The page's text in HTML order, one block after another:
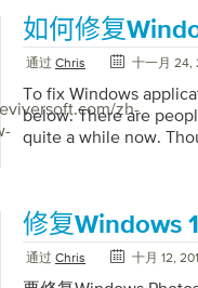
修复。单击“启动修复
查其可以修复的系统
验证。如果发现问题
以通过导航至“疑难解
统还原”选项。这将向
计算机可以正常工作
何个人文件。试用
解决软件和驱动程序
算机会解决启动问题
机，它将解决启动问
重新启动PC，
现问题可能令人沮丧
换。 但是，在此之前
该问题。 步骤1：检查
BIOS中启用。您可以
是这样，则Windows
组驱动程序，尤其是
用于您系统的最新驱
1511版本。 要运行
选择设置 点击更新和
驱动程序更新驱动程
要修复无法正常工作
zh-
如何修复
通过 Chris 十一月 24,
To fix Windows
below. There are
quite a while now.
be listing solutions for
Step 1: Restart your
修复Windows
通过 Chris 十月 12,